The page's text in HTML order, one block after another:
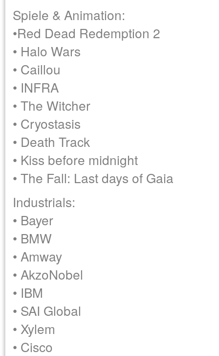
Spiele & Animation:
•Red Dead Redemption 2
• Halo Wars
• Caillou
• INFRA
• The Witcher
• Cryostasis
• Death Track
• Kiss before midnight
• The Fall: Last days of Gaia
Industrials:
• Bayer
• BMW
• Amway
• AkzoNobel
• IBM
• SAI Global
• Xylem
• Cisco